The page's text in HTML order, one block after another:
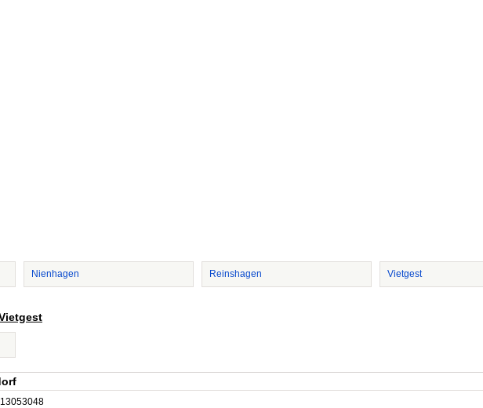
Nienhagen Reinshagen Vietgest
13053048